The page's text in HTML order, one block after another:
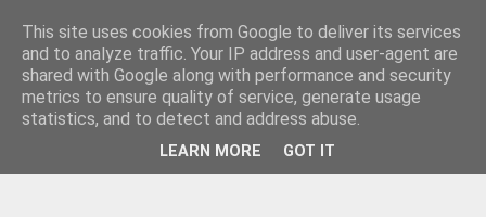
This site uses cookies from Google to deliver its services
and to analyze traffic. Your IP address and user-agent are
shared with Google along with performance and security
metrics to ensure quality of service, generate usage
statistics, and to detect and address abuse.
LEARN MORE GOT IT